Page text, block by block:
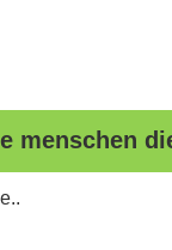
menschen